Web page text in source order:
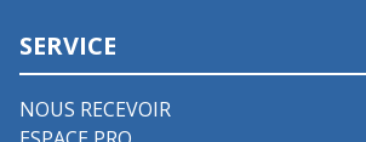
SERVICE
NOUS RECEVOIR